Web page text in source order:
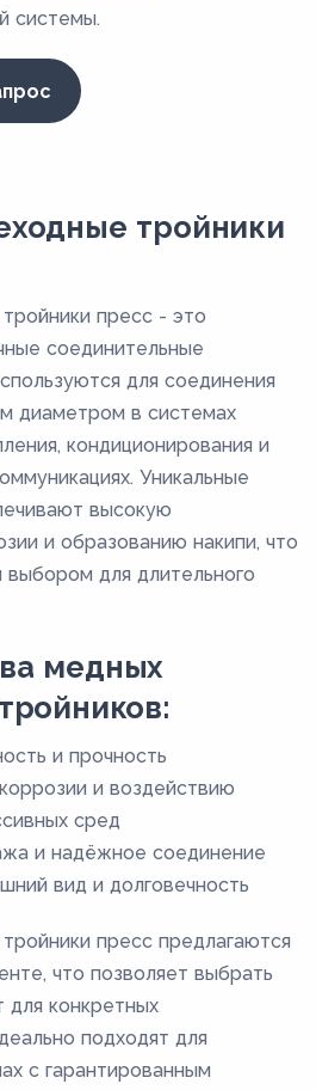
системы.
тройники
пресс - это
соединительные
для соединения
диаметром в системах
кондиционирования и
Уникальные
высокую
и образованию накипи, что
для длительного
медных
и прочность
и воздействию
сред
и надёжное соединение
вид и долговечность
пресс предлагаются
что позволяет выбрать
для конкретных
подходят для
с гарантированным